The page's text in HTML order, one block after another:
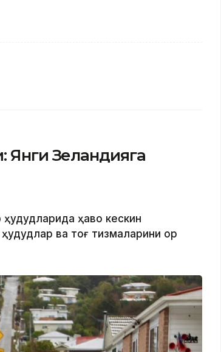
Янги Зеландияга
ҳудудларида ҳаво кескин
ва тоғ тизмаларини қор